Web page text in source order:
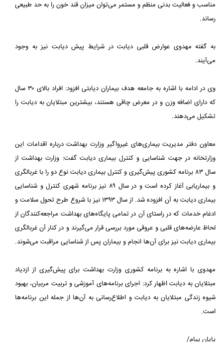
مناسب و فعالیت بدنی منظم و مستمر می‌توان میزان قند خون را به حد طبیعی
رساند.
به گفته مهدوی عوارض قلبی دیابت در شرایط پیش دیابت نیز به وجود
می‌آیند.
وی در ادامه با اشاره به جامعه هدف بیماران دیابتی افزود: افراد بالای ۳۰ سال
که دارای اضافه وزن و در معرض چاقی هستند، بیشترین مبتلایان به دیابت را
تشکیل می‌دهند.
معاون دفتر مدیریت بیماری‌های غیرواگیر وزارت بهداشت درباره اقدامات این
وزارتخانه در جهت شناسایی و کنترل بیماری دیابت گفت: وزارت بهداشت از
سال ۸۳ برنامه کشوری پیش‌گیری و کنترل بیماری دیابت نوع دو را با غربالگری
و بیماریابی آغاز کرده است و در سال ۸۹ نیز برنامه شهری کنترل و شناسایی
بیماری دیابت به آن افزوده شد. از سال ۱۳۹۳ نیز با شروع طرح تحول سلامت و
ادغام خدمات که در راستای آن در تمامی پایگاه‌های بهداشت مراجعه‌کنندگان از
لحاظ عارضه‌های قلبی و عروقی مورد بررسی قرار می‌گیرند و در کنار آن غربالگری
بیماری دیابت نیز برای آن‌ها انجام و بیماران پس از شناسایی مراقبت می‌شوند.
مهدوی با اشاره به برنامه کشوری وزارت بهداشت برای پیش‌گیری از ازدیاد
مبتلایان به دیابت اظهار کرد: اجرای برنامه‌های آموزشی و تربیت مربیان، بهبود
شیوه زندگی مبتلایان به دیابت و اطلاع‌رسانی به آن‌ها از جمله این برنامه‌ها
است.
پایان پیام/